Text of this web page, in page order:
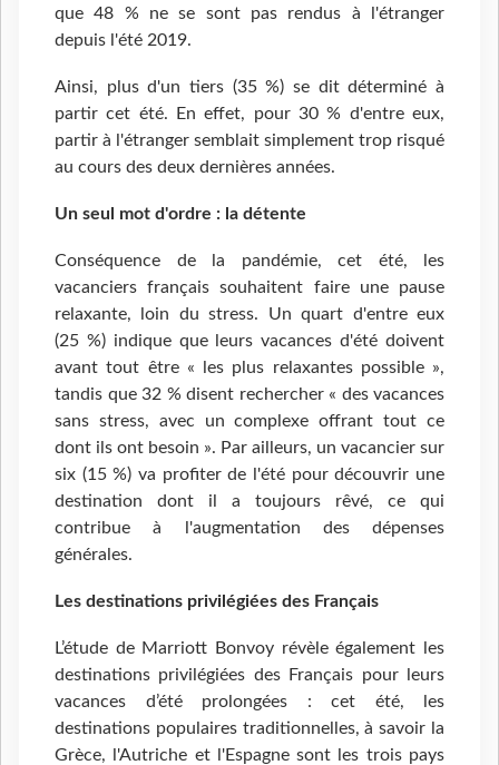
que 48 % ne se sont pas rendus à l'étranger
depuis l'été 2019.
Ainsi, plus d'un tiers (35 %) se dit déterminé à
partir cet été. En effet, pour 30 % d'entre eux,
partir à l'étranger semblait simplement trop risqué
au cours des deux dernières années.
Un seul mot d'ordre : la détente
Conséquence de la pandémie, cet été, les
vacanciers français souhaitent faire une pause
relaxante, loin du stress. Un quart d'entre eux
(25 %) indique que leurs vacances d'été doivent
avant tout être « les plus relaxantes possible »,
tandis que 32 % disent rechercher « des vacances
sans stress, avec un complexe offrant tout ce
dont ils ont besoin ». Par ailleurs, un vacancier sur
six (15 %) va profiter de l'été pour découvrir une
destination dont il a toujours rêvé, ce qui
contribue à l'augmentation des dépenses
générales.
Les destinations privilégiées des Français
L’étude de Marriott Bonvoy révèle également les
destinations privilégiées des Français pour leurs
vacances d’été prolongées : cet été, les
destinations populaires traditionnelles, à savoir la
Grèce, l'Autriche et l'Espagne sont les trois pays